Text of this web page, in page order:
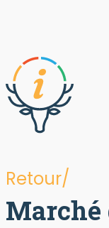
Retour/
Marché